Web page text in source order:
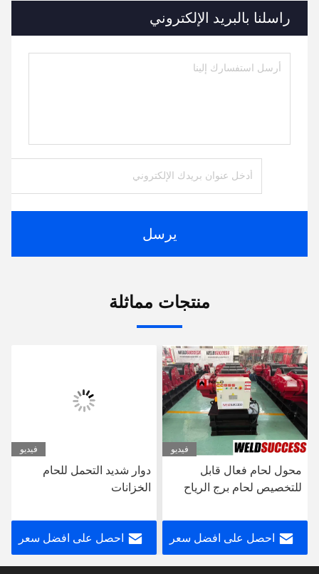
راسلنا بالبريد الإلكتروني
يرسل
منتجات مماثلة
فيديو
محول لحام فعال قابل
للتخصيص لحام برج الرياح
احصل على افضل سعر
فيديو
دوار شديد التحمل للحام
الخزانات
احصل على افضل سعر